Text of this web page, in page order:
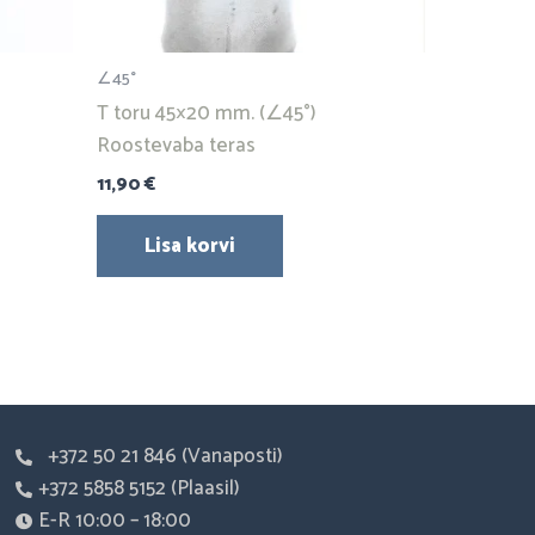
∠45°
T toru 45×20 mm. (∠45°)
Roostevaba teras
11,90€
Lisa korvi
+372 50 21 846 (Vanaposti)
+372 5858 5152 (Plaasil)
E-R 10:00 – 18:00